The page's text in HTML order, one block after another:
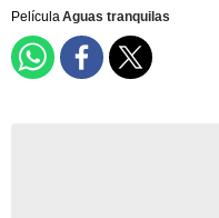
PelículaAguas tranquilas